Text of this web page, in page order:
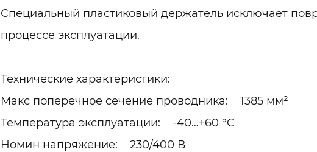
Специальный пластиковый держатель исключает
процессе эксплуатации.
Технические характеристики:
Макс поперечное сечение проводника: 1385 мм²
Температура эксплуатации: -40…+60 °C
Номин напряжение: 230/400 В